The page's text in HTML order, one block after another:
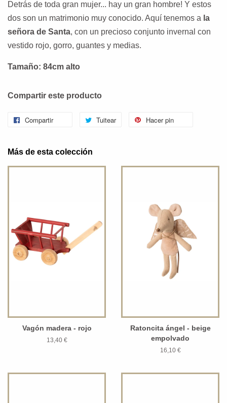
Detrás de toda gran mujer... hay un gran hombre! Y estos
dos son un matrimonio muy conocido. Aquí tenemos a la
señora de Santa, con un precioso conjunto invernal con
vestido rojo, gorro, guantes y medias.
Tamaño: 84cm alto
Compartir este producto
Compartir Tuitear Hacer pin
Más de esta colección
Vagón madera - rojo
13,40 €
Ratoncita ángel - beige
empolvado
16,10 €